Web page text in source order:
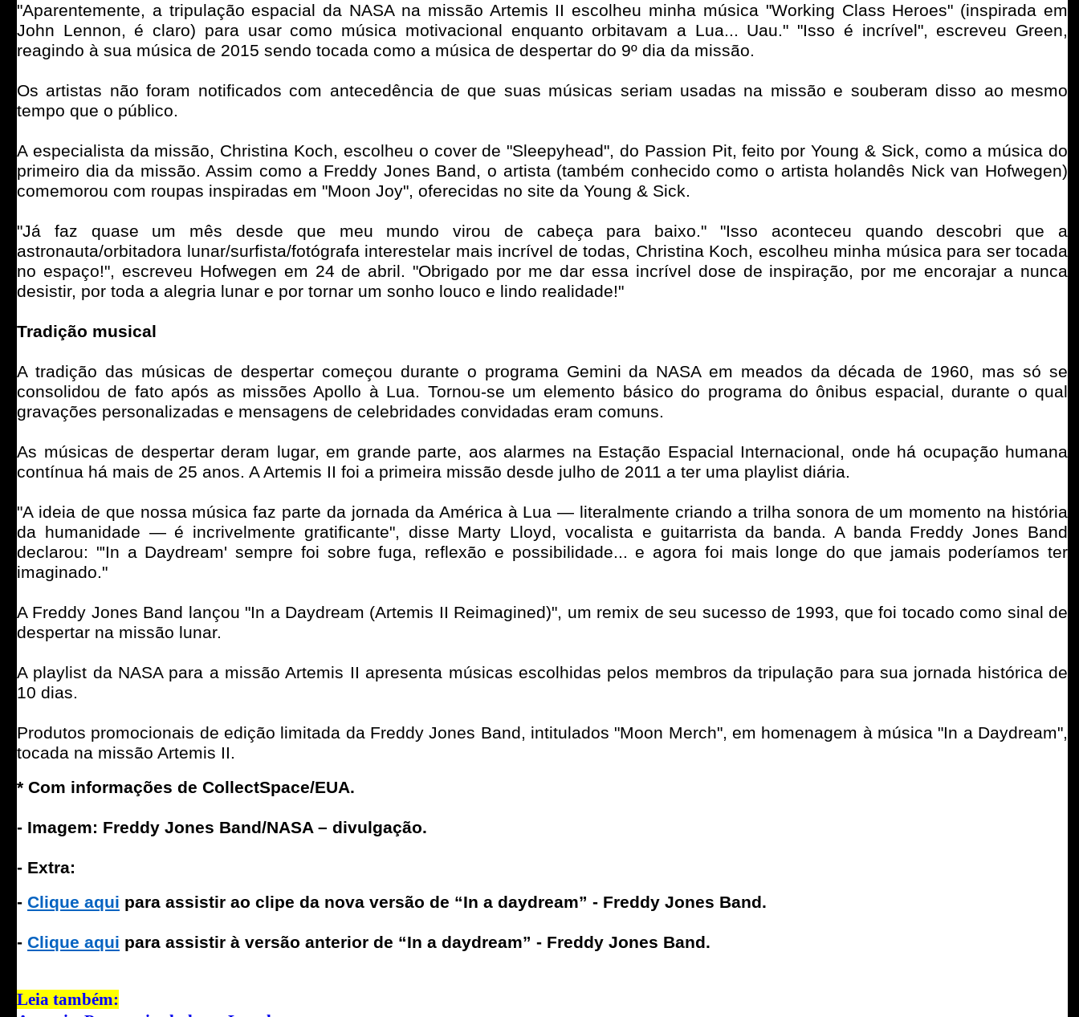
"Aparentemente, a tripulação espacial da NASA na missão Artemis II escolheu minha música "Working Class Heroes" (inspirada em
John Lennon, é claro) para usar como música motivacional enquanto orbitavam a Lua... Uau." "Isso é incrível", escreveu Green,
reagindo à sua música de 2015 sendo tocada como a música de despertar do 9º dia da missão.
Os artistas não foram notificados com antecedência de que suas músicas seriam usadas na missão e souberam disso ao mesmo
tempo que o público.
A especialista da missão, Christina Koch, escolheu o cover de "Sleepyhead", do Passion Pit, feito por Young & Sick, como a música do
primeiro dia da missão. Assim como a Freddy Jones Band, o artista (também conhecido como o artista holandês Nick van Hofwegen)
comemorou com roupas inspiradas em "Moon Joy", oferecidas no site da Young & Sick.
"Já faz quase um mês desde que meu mundo virou de cabeça para baixo." "Isso aconteceu quando descobri que a
astronauta/orbitadora lunar/surfista/fotógrafa interestelar mais incrível de todas, Christina Koch, escolheu minha música para ser tocada
no espaço!", escreveu Hofwegen em 24 de abril. "Obrigado por me dar essa incrível dose de inspiração, por me encorajar a nunca
desistir, por toda a alegria lunar e por tornar um sonho louco e lindo realidade!"
Tradição musical
A tradição das músicas de despertar começou durante o programa Gemini da NASA em meados da década de 1960, mas só se
consolidou de fato após as missões Apollo à Lua. Tornou-se um elemento básico do programa do ônibus espacial, durante o qual
gravações personalizadas e mensagens de celebridades convidadas eram comuns.
As músicas de despertar deram lugar, em grande parte, aos alarmes na Estação Espacial Internacional, onde há ocupação humana
contínua há mais de 25 anos. A Artemis II foi a primeira missão desde julho de 2011 a ter uma playlist diária.
"A ideia de que nossa música faz parte da jornada da América à Lua — literalmente criando a trilha sonora de um momento na história
da humanidade — é incrivelmente gratificante", disse Marty Lloyd, vocalista e guitarrista da banda. A banda Freddy Jones Band
declarou: "'In a Daydream' sempre foi sobre fuga, reflexão e possibilidade... e agora foi mais longe do que jamais poderíamos ter
imaginado."
A Freddy Jones Band lançou "In a Daydream (Artemis II Reimagined)", um remix de seu sucesso de 1993, que foi tocado como sinal de
despertar na missão lunar.
A playlist da NASA para a missão Artemis II apresenta músicas escolhidas pelos membros da tripulação para sua jornada histórica de
10 dias.
Produtos promocionais de edição limitada da Freddy Jones Band, intitulados "Moon Merch", em homenagem à música "In a Daydream",
tocada na missão Artemis II.
* Com informações de CollectSpace/EUA.
- Imagem: Freddy Jones Band/NASA – divulgação.
- Extra:
- Clique aqui para assistir ao clipe da nova versão de “In a daydream” - Freddy Jones Band.
- Clique aqui para assistir à versão anterior de “In a daydream” - Freddy Jones Band.
Leia também: